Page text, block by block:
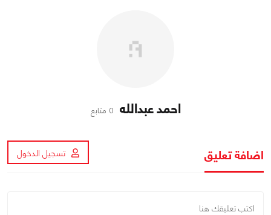
احمد عبدالله 0 متابع
اضافة تعليق تسجيل الدخول